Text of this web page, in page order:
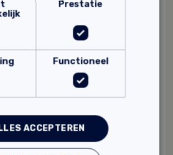
producten
Prestatie
Functioneel
ACCEPTEREN